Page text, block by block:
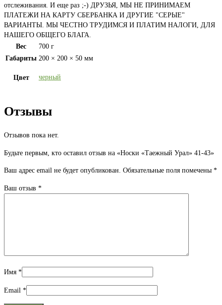
отслеживания. И еще раз ;-) ДРУЗЬЯ, МЫ НЕ ПРИНИМАЕМ
ПЛАТЕЖИ НА КАРТУ СБЕРБАНКА И ДРУГИЕ "СЕРЫЕ"
ВАРИАНТЫ. МЫ ЧЕСТНО ТРУДИМСЯ И ПЛАТИМ НАЛОГИ, ДЛЯ
НАШЕГО ОБЩЕГО БЛАГА.
Вес
700 г
Габариты 200 × 200 × 50 мм
Цвет черный
Отзывы
Отзывов пока нет.
Будьте первым, кто оставил отзыв на «Носки «Таежный Урал» 41-43»
Ваш адрес email не будет опубликован. Обязательные поля помечены *
Ваш отзыв *
Имя *
Email *